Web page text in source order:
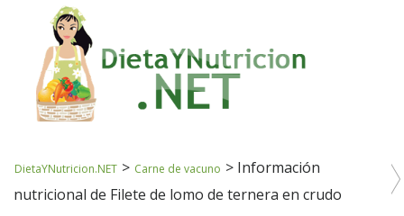
DietaYNutricion.NET > Carne de vacuno > Información
nutricional de Filete de lomo de ternera en crudo